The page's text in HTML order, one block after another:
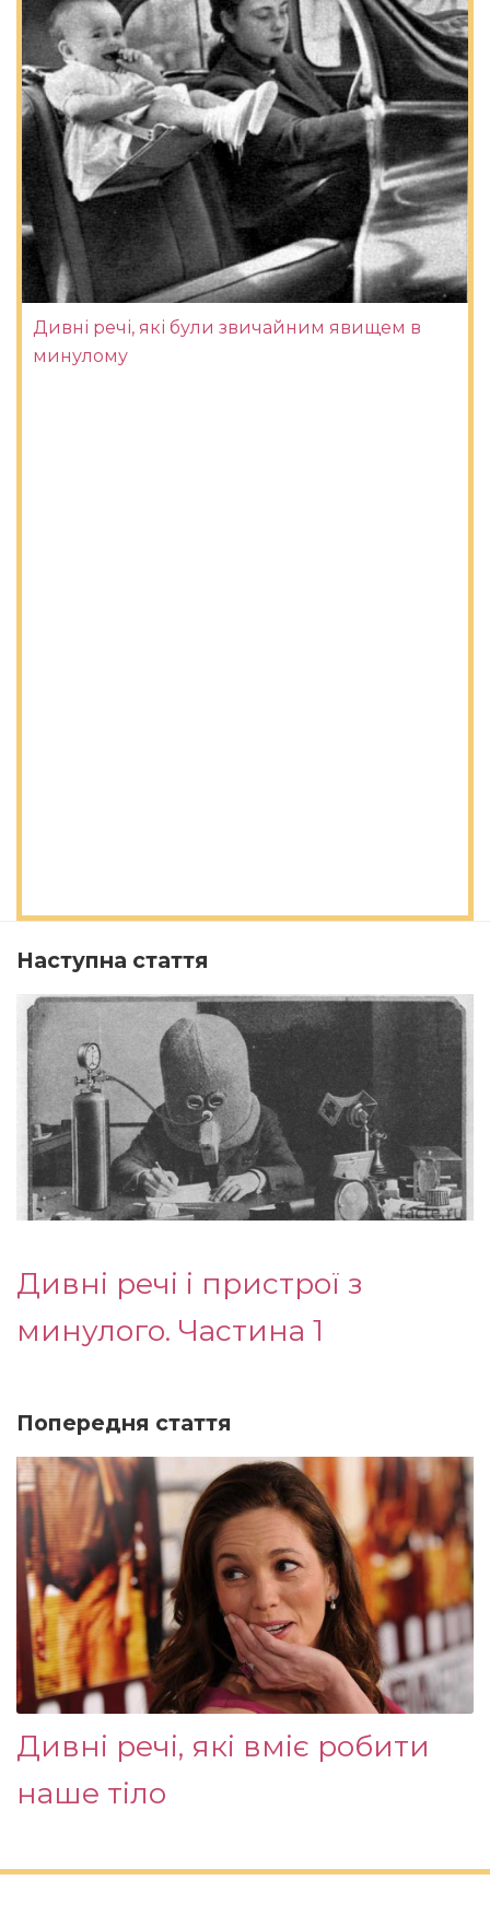
Дивні речі, які були звичайним явищем в
минулому
Наступна стаття
Дивні речі і пристрої з
минулого. Частина 1
Попередня стаття
Дивні речі, які вміє робити
наше тіло